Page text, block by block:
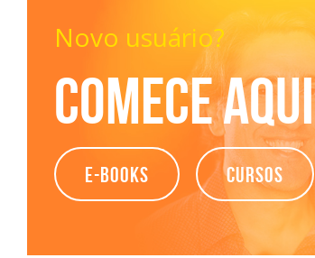
Novo usuário?
Comece aqui
e-books Cursos